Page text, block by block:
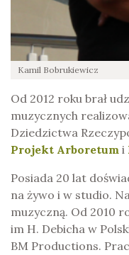
Kamil Bobrukiewicz
Od 2012 roku brał
muzycznych
Dziedzictwa
Projekt Arboretum i
Posiada 20 lat
na żywo i w studio.
muzyczną. Od 2010
im H. Debicha w
BM Productions.